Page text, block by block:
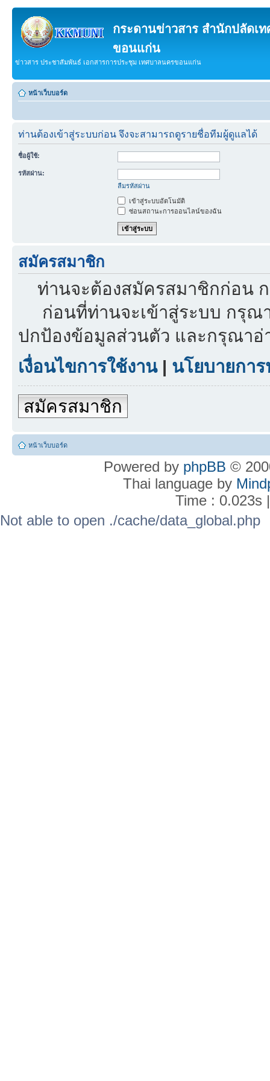
กระดานข่าวสาร สำนักปลัดเ
ขอนแก่น
ข่าวสาร ประชาสัมพันธ์ เอกสารการประชุม เทศบาลนครขอนแก่น
หน้าเว็บบอร์ด
ท่านต้องเข้าสู่ระบบก่อน จึงจะสามารถดูรายชื่อทีมผู้ดูแลได้
ชื่อผู้ใช้:
รหัสผ่าน:
ลืมรหัสผ่าน
เข้าสู่ระบบอัตโนมัติ
ซ่อนสถานะการออนไลน์ของฉัน
สมัครสมาชิก
ท่านจะต้องสมัครสมาชิกก่อน ก
ก่อนที่ท่านจะเข้าสู่ระบบ กรุณา
ปกป้องข้อมูลส่วนตัว และกรุณา
เงื่อนไขการใช้งาน| นโยบายกา
สมัครสมาชิก
หน้าเว็บบอร์ด
Powered by phpBB ©
Thai language by
Time : 0.023s
Not able to open ./cache/data_global.php